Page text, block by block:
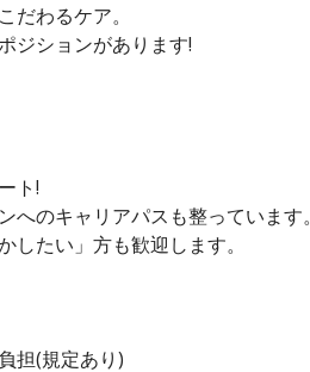
だわるケア。
ジションがあります!
ト!
へのキャリアパスも整っています。
したい」方も歓迎します。
担(規定あり)